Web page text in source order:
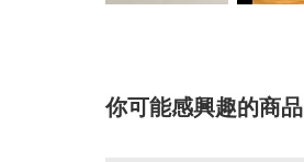
你可能感興趣的商品